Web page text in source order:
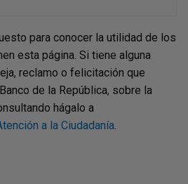
para conocer la utilidad de los
esta página. Si tiene alguna
reclamo o felicitación que
de la República, sobre la
hágalo a
a la Ciudadanía.